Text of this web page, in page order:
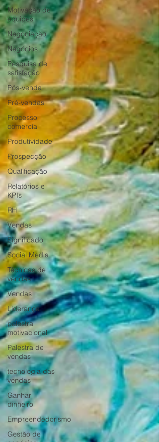
Motivação de
equipes
Negociação
Negócios
Pesquisa de
satisfação
Pós-venda
Pré-vendas
Processo
comercial
Produtividade
Prospecção
Qualificação
Relatórios e
KPIs
RH
Vendas
Significado
Social Media
Técnicas de
vendas
Vendas
Liderança
palestra
motivacional
Palestra de
vendas
tecnologia das
vendas
Ganhar
dinheiro
Empreendedorismo
Gestão de